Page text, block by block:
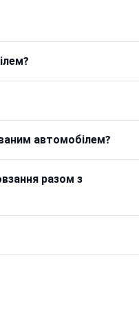
автомобілем?
разом з